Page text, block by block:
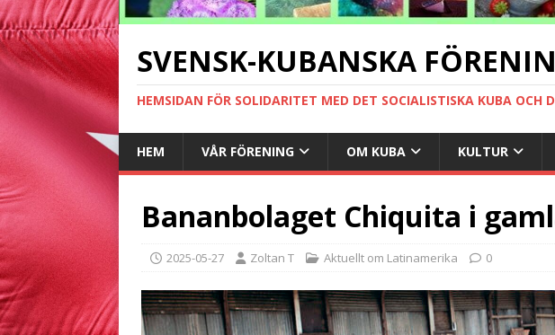
SVENSK-KUBANSKA
HEMSIDAN FÖR SOLIDARITET MED DET SOCIALISTISKA KUBA OCH
HEM VÅR FÖRENING OM KUBA KULTUR
Bananbolaget Chiquita i
2025-05-27 Zoltan T Aktuellt om Latinamerika 0